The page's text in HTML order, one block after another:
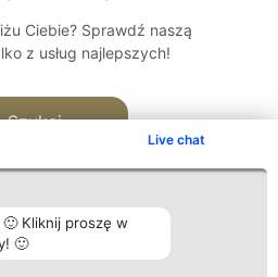
Live chat
Kliknij proszę w
🙂
Ciebie? Sprawdź naszą
z usług najlepszych!
Szukaj